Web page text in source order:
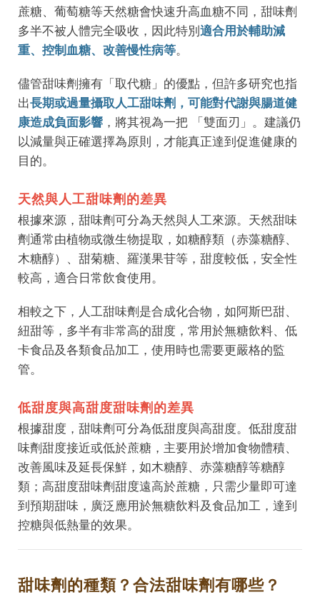
蔗糖、葡萄糖等天然糖會快速升高血糖不同，甜味劑
多半不被人體完全吸收，因此特別 適合用於輔助減
重、控制血糖、改善慢性病等。
儘管甜味劑擁有「取代糖」的優點，但許多研究也指
出長期或過量攝取人工甜味劑，可能對代謝與腸道健
康造成負面影響 ，將其視為一把 「雙面刃」。建議仍
以減量與正確選擇為原則，才能真正達到促進健康的
目的。
天然與人工甜味劑的差異
根據來源，甜味劑可分為天然與人工來源。天然甜味
劑通常由植物或微生物提取，如糖醇類（赤藻糖醇、
木糖醇）、甜菊糖、羅漢果苷等，甜度較低，安全性
較高，適合日常飲食使用。
相較之下，人工甜味劑是合成化合物，如阿斯巴甜、
紐甜等，多半有非常高的甜度，常用於無糖飲料、低
卡食品及各類食品加工，使用時也需要更嚴格的監
管。
低甜度與高甜度甜味劑的差異
根據甜度，甜味劑可分為低甜度與高甜度。低甜度甜
味劑甜度接近或低於蔗糖，主要用於增加食物體積、
改善風味及延長保鮮，如木糖醇、赤藻糖醇等糖醇
類；高甜度甜味劑甜度遠高於蔗糖，只需少量即可達
到預期甜味，廣泛應用於無糖飲料及食品加工，達到
控糖與低熱量的效果。
甜味劑的種類？合法甜味劑有哪些？